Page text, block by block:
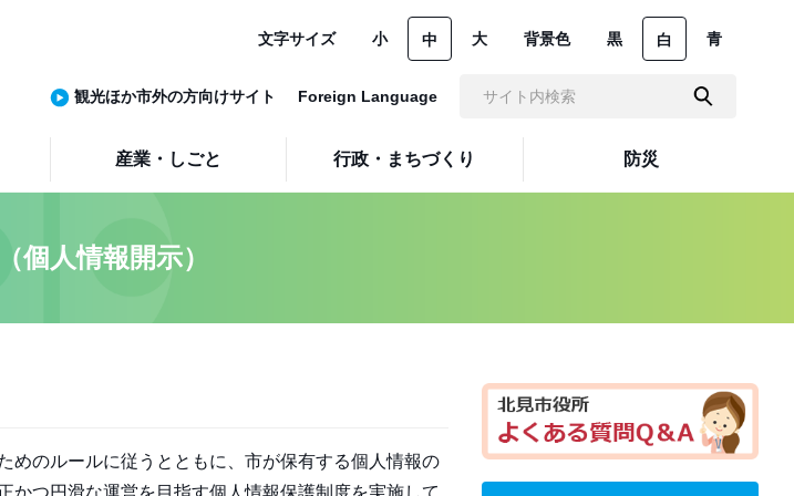
産業・しごと 行政・まちづくり 防災
文字サイズ 小 中 大 背景色 黒 白 青
観光ほか市外の方向けサイト Foreign Language
個人情報開示）
のルールに従うとともに、市が保有する個人情報の
かつ円滑な運営を目指す個人情報保護制度を実施して